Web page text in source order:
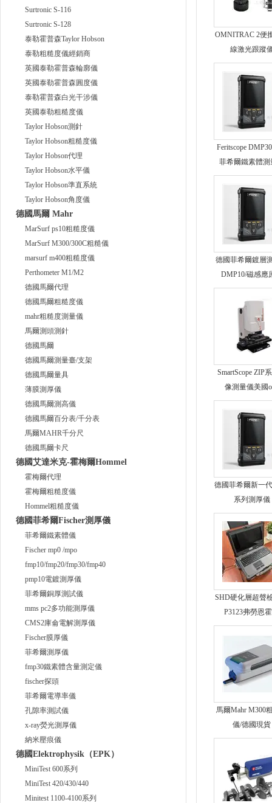
Surtronic S-116
Surtronic S-128
泰勒霍普森Taylor Hobson
泰勒粗糙度儀經銷商
英國泰勒霍普森輪廓儀
英國泰勒霍普森圓度儀
泰勒霍普森白光干涉儀
英國泰勒粗糙度儀
Taylor Hobson測針
Taylor Hobson粗糙度儀
Taylor Hobson代理
Taylor Hobson水平儀
Taylor Hobson準直系統
Taylor Hobson角度儀
德國馬爾 Mahr
MarSurf ps10粗糙度儀
MarSurf M300/300C粗糙儀
marsurf m400粗糙度儀
Perthometer M1/M2
德國馬爾代理
德國馬爾粗糙度儀
mahr粗糙度測量儀
馬爾測頭測針
德國馬爾
德國馬爾測量臺/支架
德國馬爾量具
薄膜測厚儀
德國馬爾測高儀
德國馬爾百分表/千分表
馬爾MAHR千分尺
德國馬爾卡尺
德國艾達米克-霍梅爾Hommel
霍梅爾代理
霍梅爾粗糙度儀
Hommel粗糙度儀
德國菲希爾Fischer測厚儀
菲希爾鐵素體儀
Fischer mp0 /mpo
fmp10/fmp20/fmp30/fmp40
pmp10電鍍測厚儀
菲希爾銅厚測試儀
mms pc2多功能測厚儀
CMS2庫侖電解測厚儀
Fischer膜厚儀
菲希爾測厚儀
fmp30鐵素體含量測定儀
fischer探頭
菲希爾電導率儀
孔隙率測試儀
x-ray熒光測厚儀
納米壓痕儀
德國Elektrophysik（EPK）
MiniTest 600系列
MiniTest 420/430/440
Minitest 1100-4100系列
OMNITRAC 2便
線激光跟蹤
Feritscope
菲希爾鐵素體測
DMP30新款
德國菲希爾鍍層
DMP10/磁感應
SmartScope ZIP
像測量儀美國
德國菲希爾新一
系列測厚儀
SHD硬化層超聲
P3123弗勞恩
馬爾Mahr M300
儀/德國現貨